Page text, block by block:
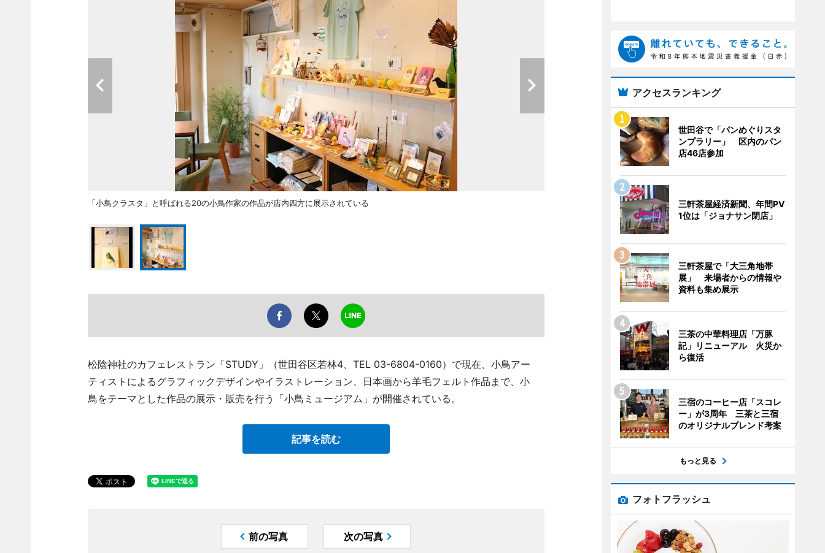
「小鳥クラスタ」と呼ばれる20の小鳥作家の作品が店内四方に展示されている
松陰神社のカフェレストラン「STUDY」（世田谷区若林4、TEL 03-6804-0160）で現在、小鳥アー
ティストによるグラフィックデザインやイラストレーション、日本画から羊毛フェルト作品まで、小
鳥をテーマとした作品の展示・販売を行う「小鳥ミュージアム」が開催されている。
記事を読む
前の写真 次の写真
アクセスランキング
世田谷で「パンめぐりスタ
ンプラリー」 区内のパン
店46店参加
三軒茶屋経済新聞、年間PV
1位は「ジョナサン閉店」
三軒茶屋で「大三角地帯
展」 来場者からの情報や
資料も集め展示
三茶の中華料理店「万豚
記」リニューアル 火災か
ら復活
三宿のコーヒー店「スコレ
ー」が3周年 三茶と三宿
のオリジナルブレンド考案
もっと見る
フォトフラッシュ